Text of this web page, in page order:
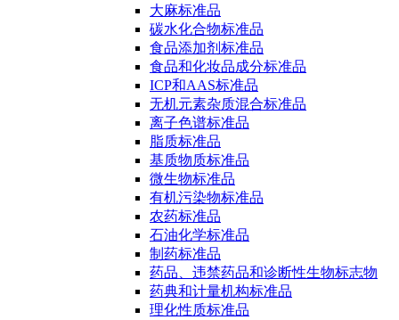
大麻标准品
碳水化合物标准品
食品添加剂标准品
食品和化妆品成分标准品
ICP和AAS标准品
无机元素杂质混合标准品
离子色谱标准品
脂质标准品
基质物质标准品
微生物标准品
有机污染物标准品
农药标准品
石油化学标准品
制药标准品
药品、违禁药品和诊断性生物标志物
药典和计量机构标准品
理化性质标准品